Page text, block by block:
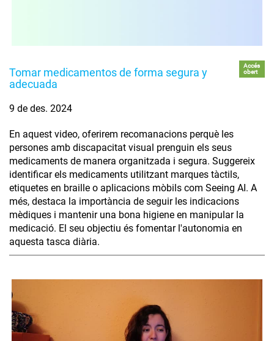
Tomar medicamentos de forma segura y
adecuada
Accés
obert
9 de des. 2024
En aquest video, oferirem recomanacions perquè les
persones amb discapacitat visual prenguin els seus
medicaments de manera organitzada i segura. Suggereix
identificar els medicaments utilitzant marques tàctils,
etiquetes en braille o aplicacions mòbils com Seeing AI. A
més, destaca la importància de seguir les indicacions
mèdiques i mantenir una bona higiene en manipular la
medicació. El seu objectiu és fomentar l'autonomia en
aquesta tasca diària.